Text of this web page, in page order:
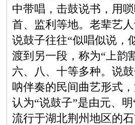
中带唱，击鼓说书，用
首、监利等地。老辈艺
说鼓子往往“似唱似说，
渡到另一段，称为“上韵
六、八、十等多种。说
呐伴奏的民间曲艺形式
认为“说鼓子”是由元、
流行于湖北荆州地区的